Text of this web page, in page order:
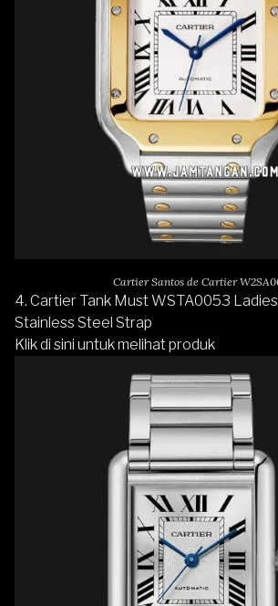
Cartier Santos de Cartier
4. Cartier Tank Must WSTA0053 Ladies
Stainless Steel Strap
Klik di sini untuk melihat produk